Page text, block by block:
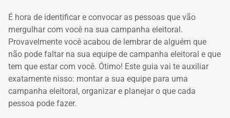
É hora de identificar e convocar as pessoas que vão
mergulhar com você na sua campanha eleitoral.
Provavelmente você acabou de lembrar de alguém que
não pode faltar na sua equipe de campanha eleitoral e que
tem que estar com você. Ótimo! Este guia vai te auxiliar
exatamente nisso: montar a sua equipe para uma
campanha eleitoral, organizar e planejar o que cada
pessoa pode fazer.